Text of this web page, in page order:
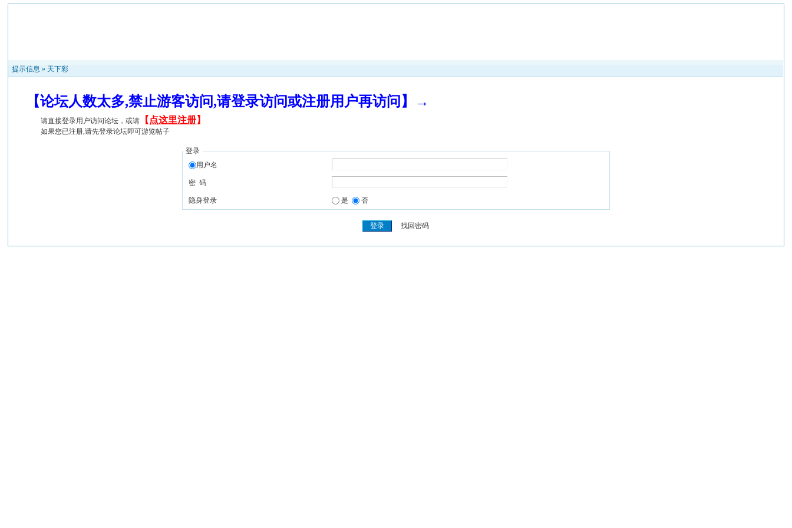
提示信息 » 天下彩
【论坛人数太多,禁止游客访问,请登录访问或注册用户再访问】→
请直接登录用户访问论坛，或请 【 点这里注册】
如果您已注册,请先登录论坛即可游览帖子
登录
用户名
密 码
隐身登录 是 否
找回密码